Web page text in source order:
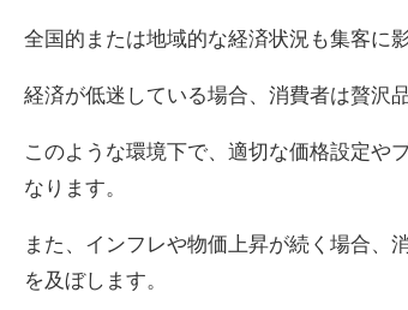
全国的または地域的な経済状況も集客に
経済が低迷している場合、消費者は贅沢
このような環境下で、適切な価格設定や
なります。
また、インフレや物価上昇が続く場合、
を及ぼします。